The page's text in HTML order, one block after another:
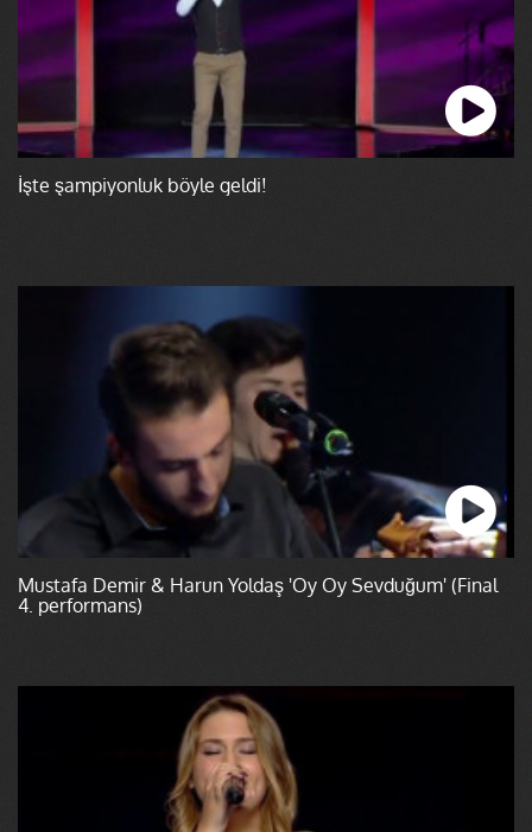
İşte şampiyonluk böyle geldi!
Mustafa Demir & Harun Yoldaş 'Oy Oy Sevduğum' (Final
4. performans)